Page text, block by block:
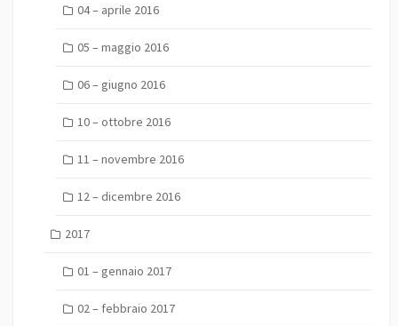
04 – aprile 2016
05 – maggio 2016
06 – giugno 2016
10 – ottobre 2016
11 – novembre 2016
12 – dicembre 2016
2017
01 – gennaio 2017
02 – febbraio 2017